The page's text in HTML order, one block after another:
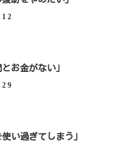
お金がない」
い過ぎてしまう」